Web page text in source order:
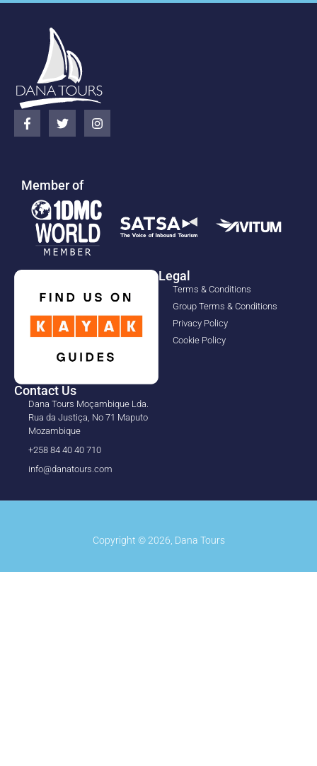
Member of
Legal
Terms & Conditions
Group Terms & Conditions
Privacy Policy
Cookie Policy
Contact Us
Dana Tours Moçambique Lda.
Rua da Justiça, No 71 Maputo
Mozambique
+258 84 40 40 710
info@danatours.com
Copyright © 2026, Dana Tours